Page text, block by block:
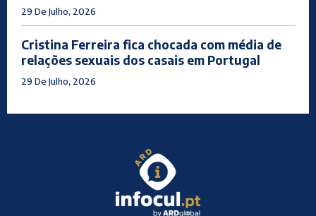
29 De Julho, 2026
Cristina Ferreira fica chocada com média de
relações sexuais dos casais em Portugal
29 De Julho, 2026